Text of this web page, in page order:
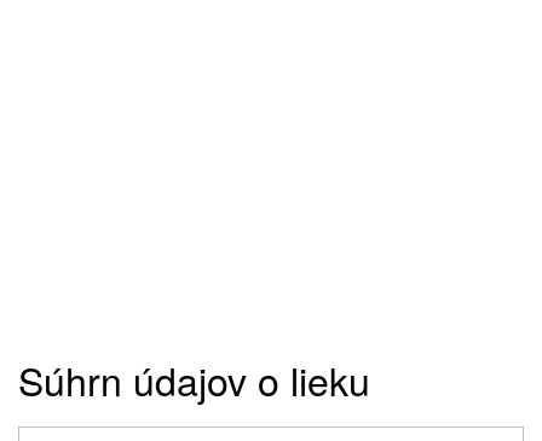
Súhrn údajov o lieku